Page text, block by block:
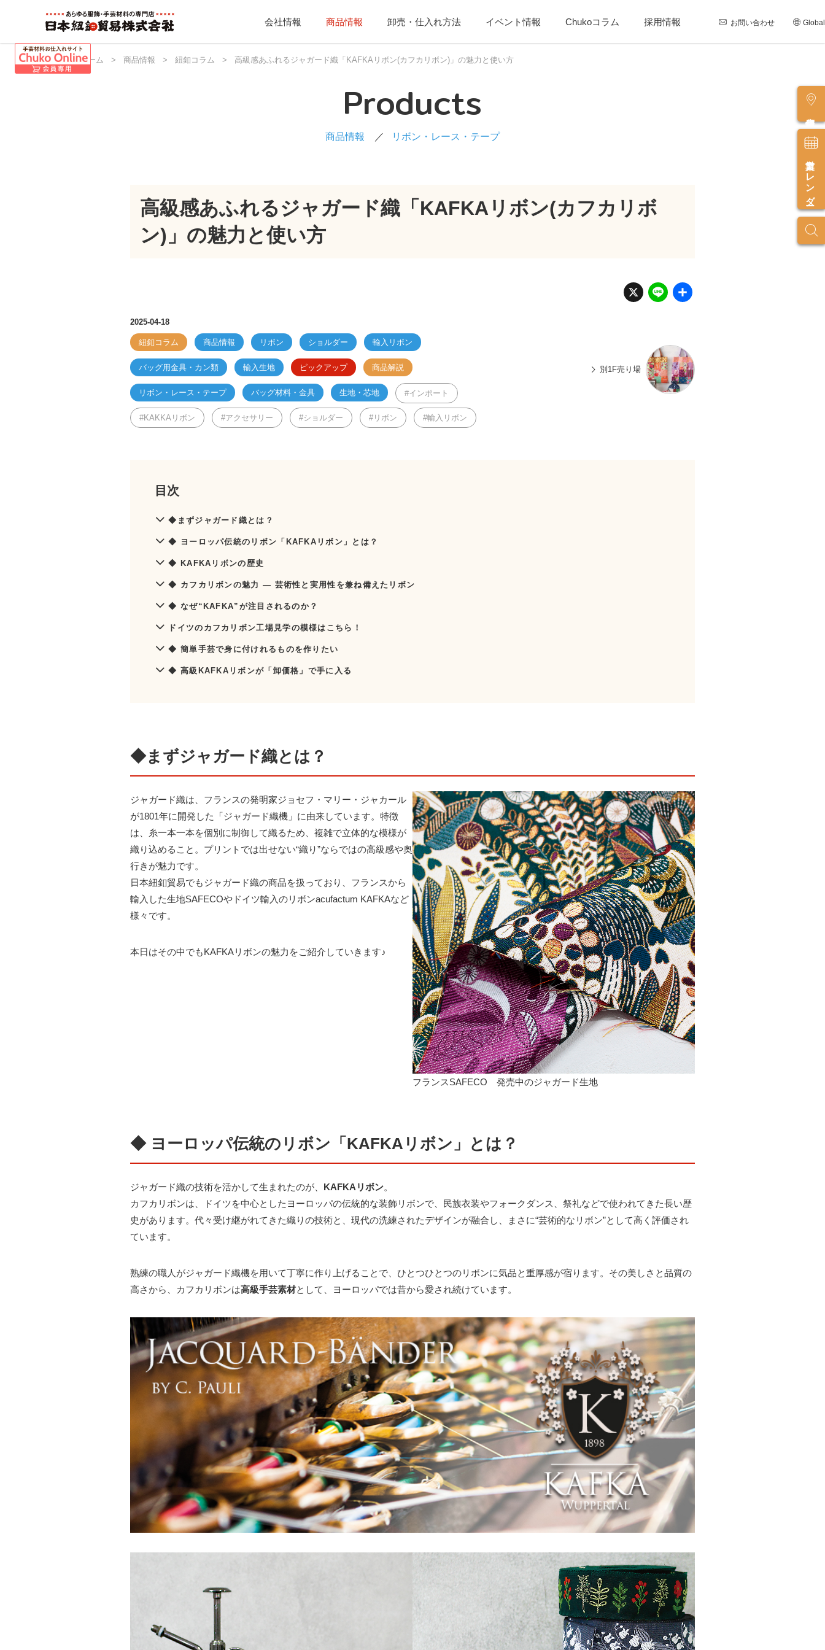
会社情報 商品情報 卸売・仕入れ方法 イベント情報 Chukoコラム 採用情報 お問い合わせ Global
営業カレンダー
日本紐釦 ホーム > 商品情報 > 紐釦コラム > 高級感あふれるジャガード織「KAFKAリボン(カフカリボン)」の魅力と使い方
Products
商品情報 リボン・レース・テープ
高級感あふれるジャガード織「KAFKAリボン(カフカリボ
ン)」の魅力と使い方
X Li
n
2025-04-18
紐釦コラム 商品情報 リボン ショルダー 輸入リボン
バッグ用金具・カン類 輸入生地 ピックアップ 商品解説
リボン・レース・テープ バッグ材料・金具 生地・芯地 インポート
KAKKAリボン アクセサリー ショルダー リボン 輸入リボン
別1F売り場
目次
◆まずジャガード織とは？
◆ ヨーロッパ伝統のリボン「KAFKAリボン」とは？
◆ KAFKAリボンの歴史
◆ カフカリボンの魅力 ― 芸術性と実用性を兼ね備えたリボン
◆ なぜ“KAFKA”が注目されるのか？
ドイツのカフカリボン工場見学の模様はこちら！
◆ 簡単手芸で身に付けれるものを作りたい
◆ 高級KAFKAリボンが「卸価格」で手に入る
◆まずジャガード織とは？
ジャガード織は、フランスの発明家ジョセフ・マリー・ジャカール
が1801年に開発した「ジャガード織機」に由来しています。特徴
は、糸一本一本を個別に制御して織るため、複雑で立体的な模様が
織り込めること。プリントでは出せない“織り”ならではの高級感や奥
行きが魅力です。
日本紐釦貿易でもジャガード織の商品を扱っており、フランスから
輸入した生地SAFECOやドイツ輸入のリボンacufactum KAFKAなど
様々です。
本日はその中でもKAFKAリボンの魅力をご紹介していきます♪
フランスSAFECO 発売中のジャガード生地
◆ ヨーロッパ伝統のリボン「KAFKAリボン」とは？
ジャガード織の技術を活かして生まれたのが、 KAFKAリボン。
カフカリボンは、ドイツを中心としたヨーロッパの伝統的な装飾リボンで、民族衣装やフォークダンス、祭礼などで使われてきた長い歴
史があります。代々受け継がれてきた織りの技術と、現代の洗練されたデザインが融合し、まさに“芸術的なリボン”として高く評価され
ています。
熟練の職人がジャガード織機を用いて丁寧に作り上げることで、ひとつひとつのリボンに気品と重厚感が宿ります。その美しさと品質の
高さから、カフカリボンは高級手芸素材として、ヨーロッパでは昔から愛され続けています。